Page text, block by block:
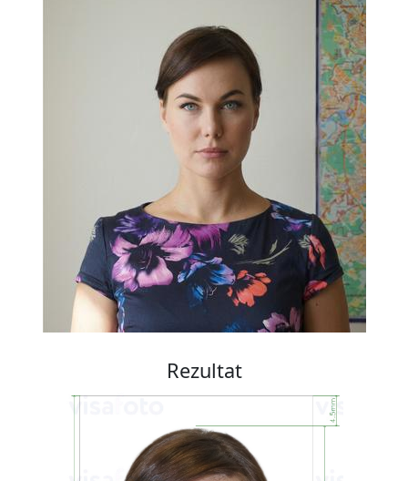
Rezultat